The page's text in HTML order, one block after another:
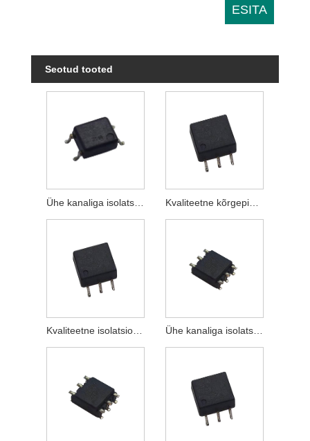
Seotud tooted
Ühe kanaliga isolatsioonitrafo Kvaliteetne kõrgepinge eraldustrafo
Kvaliteetne isolatsioonitrafo Ühe kanaliga isolatsioonimoodul